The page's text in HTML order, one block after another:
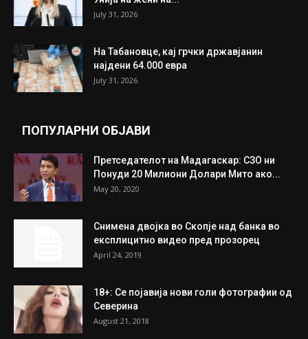
July 31, 2026
На Табановце, кај грчки државјанин
најдени 64.000 евра
July 31, 2026
ПОПУЛАРНИ ОБЈАВИ
Претседателот на Мадагаскар: СЗО ни
Понуди 20 Милиони Долари Мито ако...
May 20, 2020
Снимена двојка во Скопје над банка во
експлицитно видео пред прозорец
April 24, 2019
18+: Се појавија нови голи фотографии од
Северина
August 21, 2018